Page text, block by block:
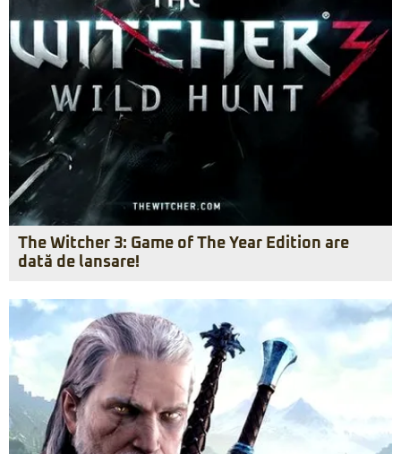
The Witcher 3: Game of The Year Edition are
dată de lansare!